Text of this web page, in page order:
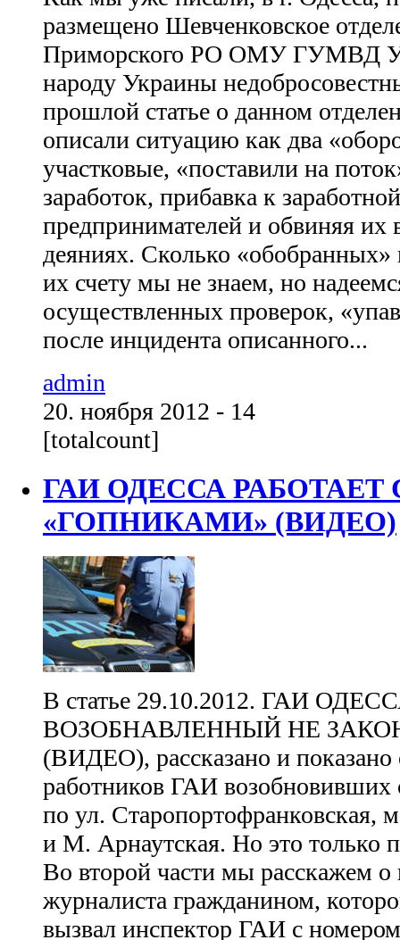
размещено Шевченковское
Приморского РО ОМУ ГУМВД
народу Украины
прошлой статье о данном
описали ситуацию как два
участковые, «поставили на
заработок, прибавка к
предпринимателей и обвиняя
деяниях. Сколько «обобранных»
их счету мы не знаем, но
осуществленных проверок,
после инцидента описанного...
admin
20. ноября 2012 - 14
[totalcount]
ГАИ ОДЕССА
«ГОПНИКАМИ» (ВИДЕО)
В статье 29.10.2012. ГАИ
ВОЗОБНАВЛЕННЫЙ НЕ
(ВИДЕО), рассказано и
работников ГАИ возобновивших
по ул. Старопортофранковская,
и М. Арнаутская. Но это только
Во второй части мы расскажем о
журналиста гражданином,
вызвал инспектор ГАИ с